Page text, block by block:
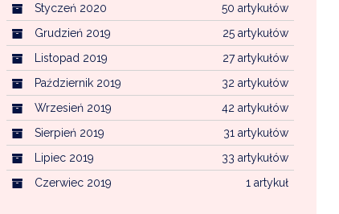
50 artykułów
Styczeń 2020
25 artykułów
Grudzień 2019
27 artykułów
Listopad 2019
32 artykułów
Październik 2019
42 artykułów
Wrzesień 2019
31 artykułów
Sierpień 2019
33 artykułów
Lipiec 2019
1 artykuł
Czerwiec 2019